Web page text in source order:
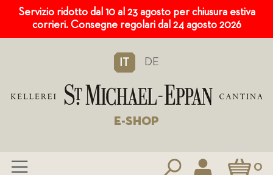
Servizio ridotto dal 10 al 23 agosto per chiusura estiva
corrieri. Consegne regolari dal 24 agosto 2026
IT DE
E-SHOP
Carrello0